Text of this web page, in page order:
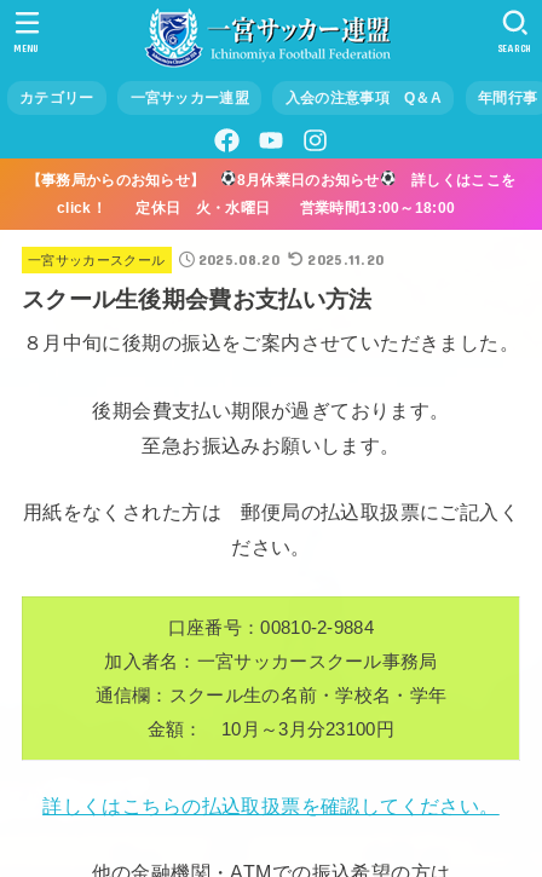
カテゴリー 一宮サッカー連盟 入会の注意事項 Q＆A 年間行事
SEARCH
MENU
【事務局からのお知らせ】 8月休業日のお知らせ
詳しくはここを
click！ 定休日 火・水曜日 営業時間13:00～18:00
一宮サッカースクール 2025.08.20 2025.11.20
スクール生後期会費お支払い方法
８月中旬に後期の振込をご案内させていただきました。
後期会費支払い期限が過ぎております。
至急お振込みお願いします。
用紙をなくされた方は 郵便局の払込取扱票にご記入く
ださい。
口座番号：00810-2-9884
加入者名：一宮サッカースクール事務局
通信欄：スクール生の名前・学校名・学年
金額： 10月～3月分23100円
詳しくはこちらの払込取扱票を確認してください。
他の金融機関・ATMでの振込希望の方は